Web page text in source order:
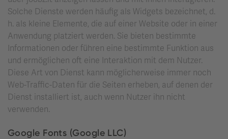
Solche Dienste werden häufig als Widgets bezeichnet, d.
h. als kleine Elemente, die auf einer Website oder in einer
Anwendung platziert werden. Sie bieten bestimmte
Informationen oder führen eine bestimmte Funktion aus
und ermöglichen oft eine Interaktion mit dem Nutzer.
Diese Art von Dienst kann möglicherweise immer noch
Web-Traffic-Daten für die Seiten erheben, auf denen der
Dienst installiert ist, auch wenn Nutzer ihn nicht
verwenden.
Google Fonts (Google LLC)